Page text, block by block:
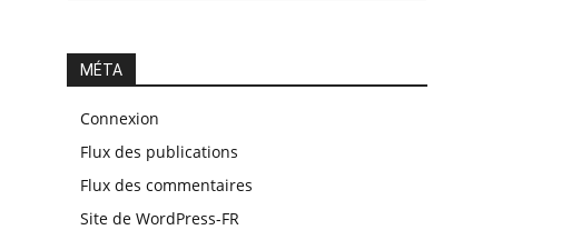
MÉTA
Connexion
Flux des publications
Flux des commentaires
Site de WordPress-FR